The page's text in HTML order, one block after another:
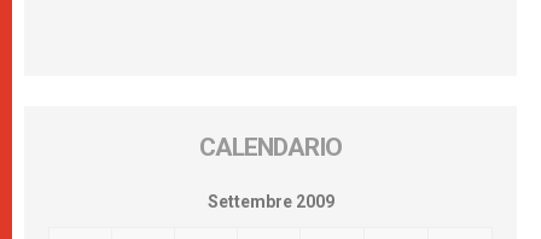
CALENDARIO
Settembre 2009